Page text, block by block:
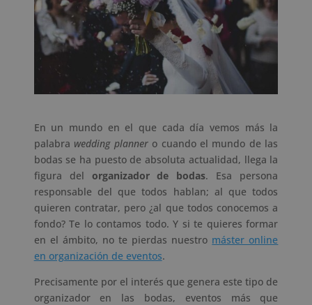
En un mundo en el que cada día vemos más la
palabra wedding plannero cuando el mundo de las
bodas se ha puesto de absoluta actualidad, llega la
figura del organizador de bodas. Esa persona
responsable del que todos hablan; al que todos
quieren contratar, pero ¿al que todos conocemos a
fondo? Te lo contamos todo. Y si te quieres formar
en el ámbito, no te pierdas nuestro máster online
en organización de eventos.
Precisamente por el interés que genera este tipo de
organizador en las bodas, eventos más que